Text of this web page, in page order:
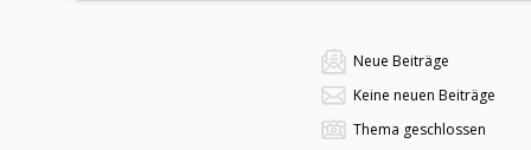
Neue Beiträge
Keine neuen Beiträge
Thema geschlossen